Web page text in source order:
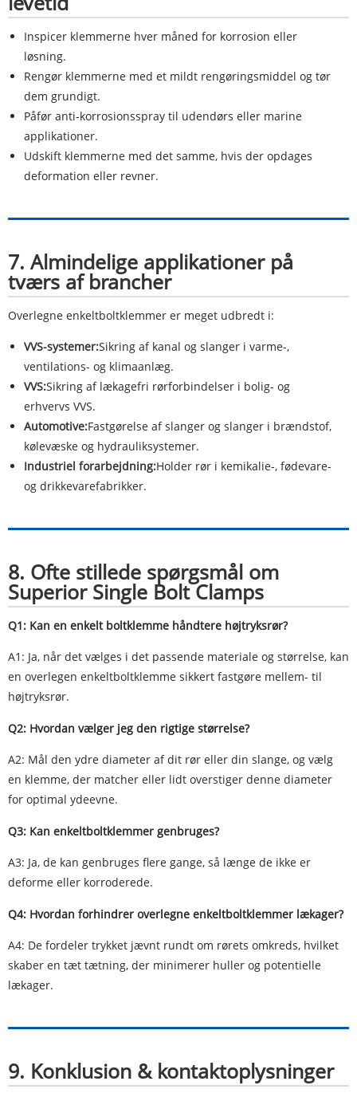
Inspicer klemmerne hver måned for korrosion eller
løsning.
Rengør klemmerne med et mildt rengøringsmiddel og tør
dem grundigt.
Påfør anti-korrosionsspray til udendørs eller marine
applikationer.
Udskift klemmerne med det samme, hvis der opdages
deformation eller revner.
7. Almindelige applikationer på
tværs af brancher
Overlegne enkeltboltklemmer er meget udbredt i:
VVS-systemer:Sikring af kanal og slanger i varme-,
ventilations- og klimaanlæg.
VVS:Sikring af lækagefri rørforbindelser i bolig- og
erhvervs VVS.
Automotive:Fastgørelse af slanger og slanger i brændstof,
kølevæske og hydrauliksystemer.
Industriel forarbejdning:Holder rør i kemikalie-, fødevare-
og drikkevarefabrikker.
8. Ofte stillede spørgsmål om
Superior Single Bolt Clamps
Q1: Kan en enkelt boltklemme håndtere højtryksrør?
A1: Ja, når det vælges i det passende materiale og størrelse, kan
en overlegen enkeltboltklemme sikkert fastgøre mellem- til
højtryksrør.
Q2: Hvordan vælger jeg den rigtige størrelse?
A2: Mål den ydre diameter af dit rør eller din slange, og vælg
en klemme, der matcher eller lidt overstiger denne diameter
for optimal ydeevne.
Q3: Kan enkeltboltklemmer genbruges?
A3: Ja, de kan genbruges flere gange, så længe de ikke er
deforme eller korroderede.
Q4: Hvordan forhindrer overlegne enkeltboltklemmer lækager?
A4: De fordeler trykket jævnt rundt om rørets omkreds, hvilket
skaber en tæt tætning, der minimerer huller og potentielle
lækager.
9. Konklusion & kontaktoplysninger